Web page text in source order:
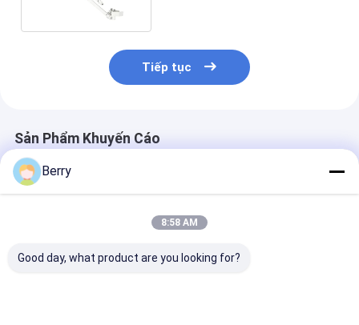
Tiếp tục
Sản Phẩm Khuyến Cáo
Berry
8:58 AM
Good day, what product are you looking for?